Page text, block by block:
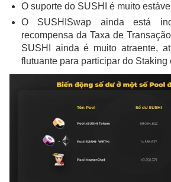
O suporte do SUSHI é muito
O SUSHISwap ainda está
recompensa da Taxa de
SUSHI ainda é muito atraente,
flutuante para participar do Staking